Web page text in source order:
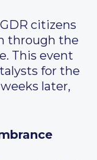
citizens
through the
This event
for the
later,